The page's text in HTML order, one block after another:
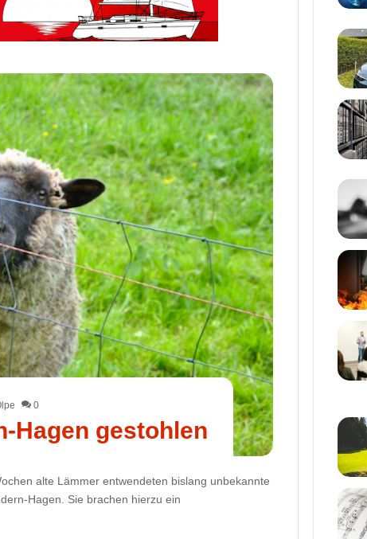
0
Hagen gestohlen
alte Lämmer entwendeten bislang unbekannte
Hagen. Sie brachen hierzu ein